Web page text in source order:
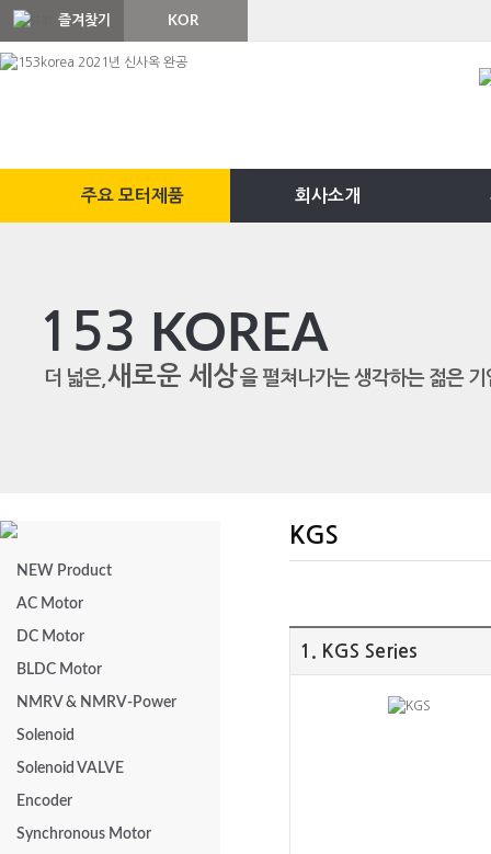
즐겨찾기 KOR
ENG
주요 모터제품 회사소개
153 KOREA
더 넓은, 새로운 세상을 펼쳐나가는 생각하는 젊은 기
NEW Product
AC Motor
DC Motor
BLDC Motor
NMRV & NMRV-Power
Solenoid
Solenoid VALVE
Encoder
Synchronous Motor
KGS
1. KGS Series